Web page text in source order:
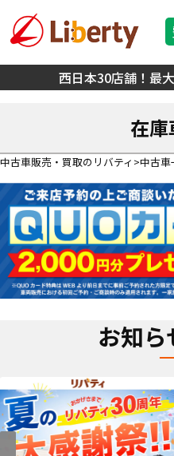
西日本30店舗！最
在
中古車販売・買取のリバティ 中古車
お知